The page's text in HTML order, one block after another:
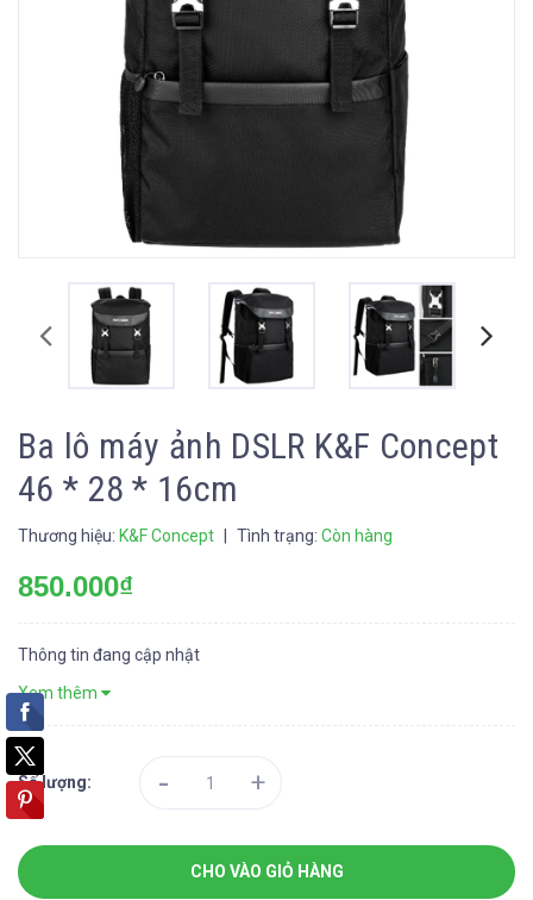
Ba lô máy ảnh DSLR K&F Concept
46 * 28 * 16cm
Thương hiệu: K&F Concept Tình trạng: Còn hàng
850.000₫
Thông tin đang cập nhật
Xem thêm
Số lượng: - +
CHO VÀO GIỎ HÀNG